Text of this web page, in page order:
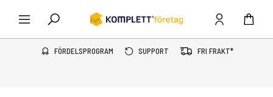
FÖRDELSPROGRAM SUPPORT FRI FRAKT*